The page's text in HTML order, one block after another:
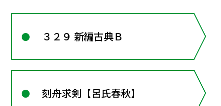
３２９ 新編古典Ｂ
刻舟求剣【呂氏春秋】